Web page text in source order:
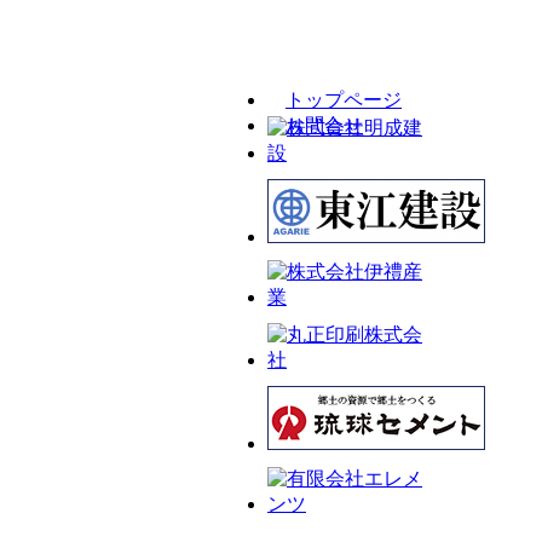
トップページ
お問合せ